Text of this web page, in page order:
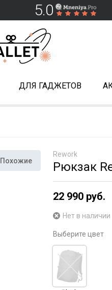
5.0
ДЛЯ ГАДЖЕТОВ
Похожие
Rework
Рюкзак
22 990 руб.
Нет в наличии
Выберите цвет